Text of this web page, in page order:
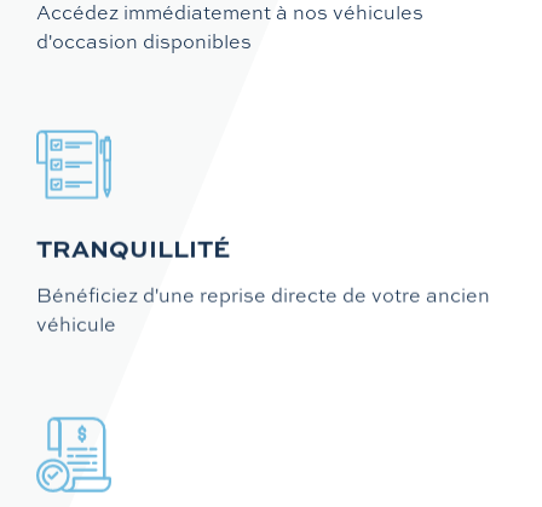
Accédez immédiatement à nos véhicules
d'occasion disponibles
TRANQUILLITÉ
Bénéficiez d'une reprise directe de votre ancien
véhicule